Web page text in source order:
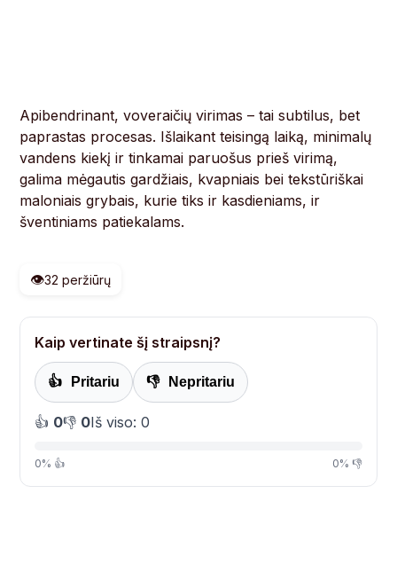
Apibendrinant, voveraičių virimas – tai subtilus, bet
paprastas procesas. Išlaikant teisingą laiką, minimalų
vandens kiekį ir tinkamai paruošus prieš virimą,
galima mėgautis gardžiais, kvapniais bei tekstūriškai
maloniais grybais, kurie tiks ir kasdieniams, ir
šventiniams patiekalams.
👁️32 peržiūrų
Kaip vertinate šį straipsnį?
👍 Pritariu 👎 Nepritariu
👍 0👎 0Iš viso: 0
0% 👍 0% 👎